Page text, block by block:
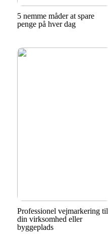
5 nemme måder at spare
penge på hver dag
Professionel vejmarkering til
din virksomhed eller
byggeplads